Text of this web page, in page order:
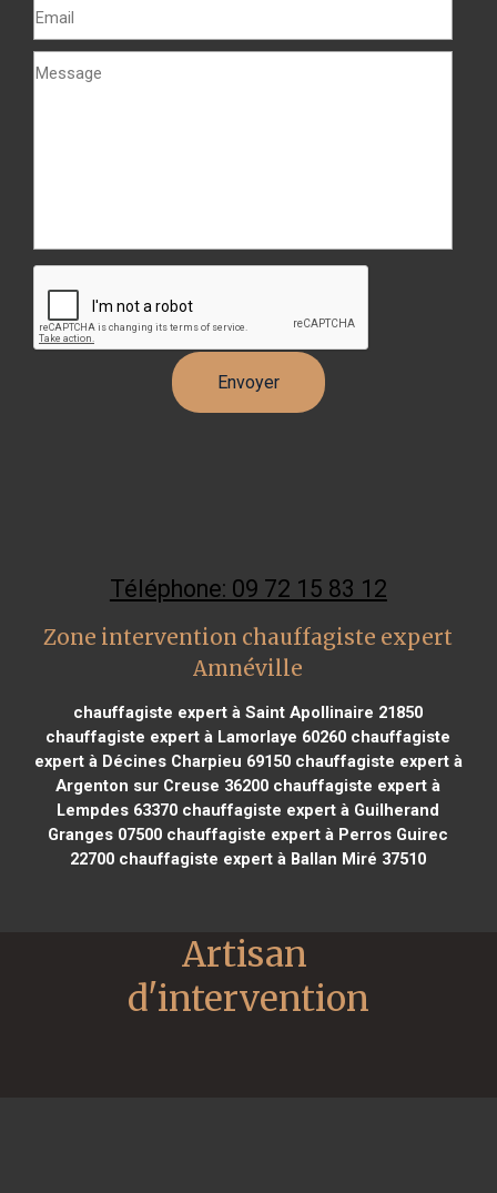
Téléphone: 09 72 15 83 12
Zone intervention chauffagiste expert
Amnéville
chauffagiste expert à Saint Apollinaire 21850
chauffagiste expert à Lamorlaye 60260 chauffagiste
expert à Décines Charpieu 69150chauffagiste expert à
Argenton sur Creuse 36200 chauffagiste expert à
Lempdes 63370 chauffagiste expert à Guilherand
Granges 07500 chauffagiste expert à Perros Guirec
22700 chauffagiste expert à Ballan Miré 37510
Artisan
d'intervention